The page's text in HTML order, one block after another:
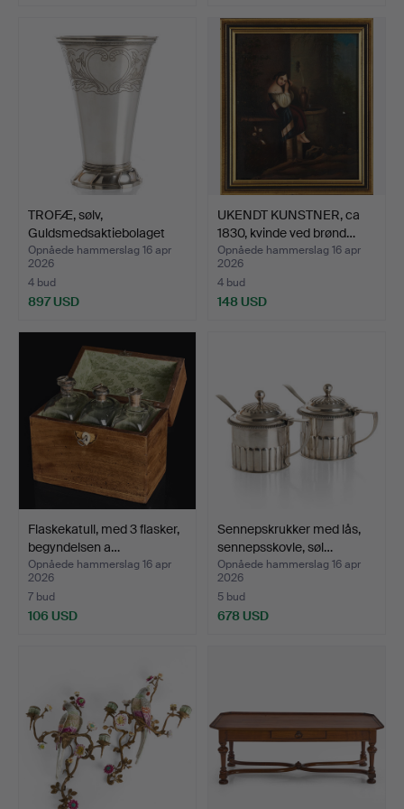
TROFÆ, sølv,
Guldsmedsaktiebolaget
(GAB), …
Opnåede hammerslag 16 apr
2026
4 bud
897 USD
UKENDT KUNSTNER, ca
1830, kvinde ved brønd…
Opnåede hammerslag 16 apr
2026
4 bud
148 USD
Flaskekatull, med 3 flasker,
begyndelsen a…
Opnåede hammerslag 16 apr
2026
7 bud
106 USD
Sennepskrukker med lås,
sennepsskovle, søl…
Opnåede hammerslag 16 apr
2026
5 bud
678 USD